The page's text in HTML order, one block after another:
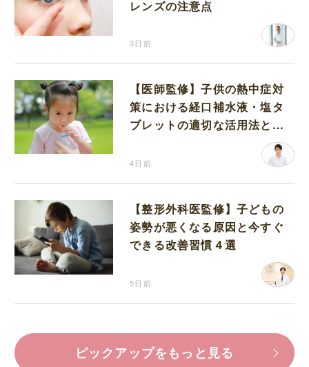
レンズの注意点
3日前
【医師監修】子供の熱中症対
策における経口補水液・塩タ
ブレットの適切な活用法と水
4日前
【整形外科医監修】子どもの
姿勢が悪くなる原因と今すぐ
できる改善習慣４選
5日前
ピックアップをもっと見る